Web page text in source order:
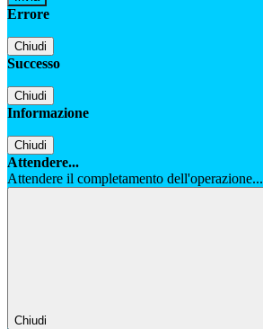
Errore
Chiudi
Successo
Chiudi
Informazione
Chiudi
Attendere...
Attendere il completamento dell'operazione...
Chiudi